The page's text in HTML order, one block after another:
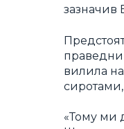
зазначив
вилила
«Тому ми